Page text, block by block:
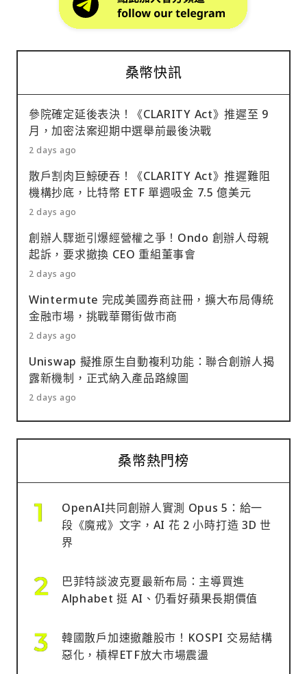
桑幣快訊
參院確定延後表決！《CLARITY Act》推遲至 9
月，加密法案迎期中選舉前最後決戰
2 days ago
散戶割肉巨鯨硬吞！《CLARITY Act》推遲難阻
機構抄底，比特幣 ETF 單週吸金 7.5 億美元
2 days ago
創辦人驟逝引爆經營權之爭！Ondo 創辦人母親
起訴，要求撤換 CEO 重組董事會
2 days ago
Wintermute 完成美國券商註冊，擴大布局傳統
金融市場，挑戰華爾街做市商
2 days ago
Uniswap 擬推原生自動複利功能：聯合創辦人揭
露新機制，正式納入產品路線圖
2 days ago
桑幣熱門榜
OpenAI共同創辦人實測 Opus 5：給一
段《魔戒》文字，AI 花 2 小時打造 3D 世
界
巴菲特談波克夏最新布局：主導買進
Alphabet 挺 AI、仍看好蘋果長期價值
韓國散戶加速撤離股市！KOSPI 交易結構
惡化，槓桿ETF放大市場震盪